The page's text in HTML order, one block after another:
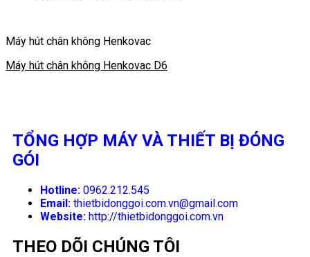
Máy hút chân không Henkovac
Máy hút chân không Henkovac D6
TỔNG HỢP MÁY VÀ THIẾT BỊ ĐÓNG
GÓI
Hotline: 0962.212.545
Email: thietbidonggoi.com.vn@gmail.com
Website: http://thietbidonggoi.com.vn
THEO DÕI CHÚNG TÔI